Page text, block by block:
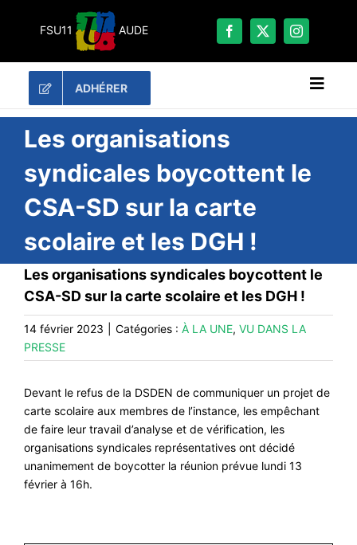
FSU11 AUDE
ADHÉRER
RECHERCHER:
LES UNES
#ACTUALITÉS
LA FSU 11
DOSSIERS
PUBLICATIONS
CONTACT
#FORMATION
#COMMUNIQUÉS
#ÉLECTIONS
Les organisations
syndicales boycottent le
CSA-SD sur la carte
scolaire et les DGH !
Les organisations syndicales boycottent le
CSA-SD sur la carte scolaire et les DGH !
14 février 2023 Catégories : À LA UNE, VU DANS LA
PRESSE
Devant le refus de la DSDEN de communiquer un projet de
carte scolaire aux membres de l’instance, les empêchant
de faire leur travail d’analyse et de vérification, les
organisations syndicales représentatives ont décidé
unanimement de boycotter la réunion prévue lundi 13
février à 16h.